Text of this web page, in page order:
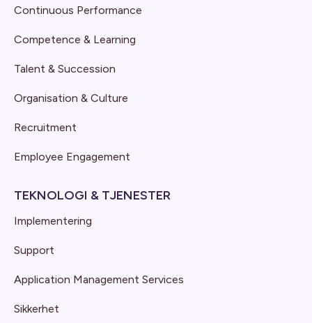
Continuous Performance
Competence & Learning
Talent & Succession
Organisation & Culture
Recruitment
Employee Engagement
TEKNOLOGI & TJENESTER
Implementering
Support
Application Management Services
Sikkerhet